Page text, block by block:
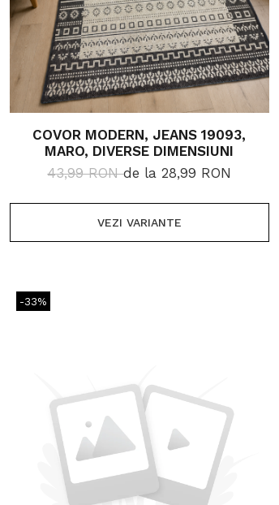
COVOR MODERN, JEANS 19093,
MARO, DIVERSE DIMENSIUNI
43,99 RONde la 28,99 RON
VEZI VARIANTE
-33%